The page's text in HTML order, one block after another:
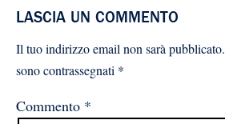
LASCIA UN COMMENTO
Il tuo indirizzo email non sarà pubblicato.
sono contrassegnati *
Commento *